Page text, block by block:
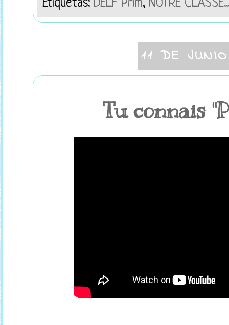
Etiquetas: DELF Prim, NOTRE
11 DE
Tu connais